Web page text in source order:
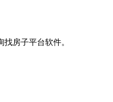
房子平台软件。